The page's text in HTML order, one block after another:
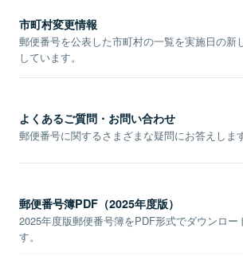
市町村変更情報
郵便番号を公表した市町村の一覧を実施日の新
しています。
よくあるご質問・お問い合わせ
郵便番号に関するさまざまな疑問にお答えします
郵便番号簿PDF（2025年度版）
2025年度版郵便番号簿をPDF形式でダウンロー
す。